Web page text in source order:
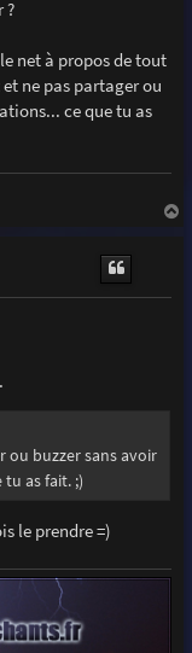
?
net à propos de tout
ne pas partager ou
ce que tu as
ou buzzer sans avoir
as fait. ;)
le prendre =)